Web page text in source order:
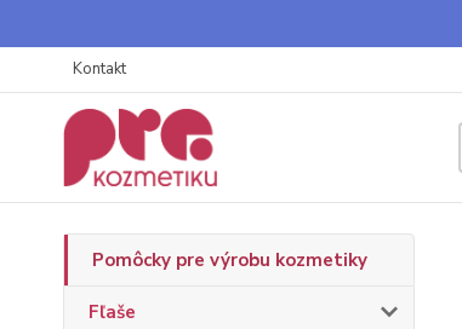
Kontakt
Pomôcky pre výrobu kozmetiky
Fľaše